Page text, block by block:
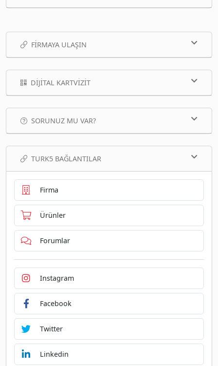
FIRMAYA ULAŞIN
DIJITAL KARTVIZIT
SORUNUZ MU VAR?
TURK5 BAĞLANTILAR
Firma
Ürünler
Forumlar
Instagram
Facebook
Twitter
Linkedin